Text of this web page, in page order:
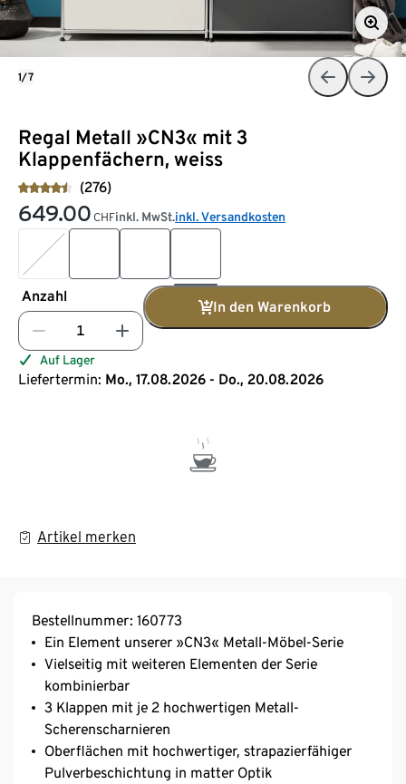
Regal Metall »CN3« mit 3
Klappenfächern, weiss
(276)
649.00 CHFinkl. MwSt.inkl. Versandkosten
Anzahl
In den Warenkorb
Auf Lager
Liefertermin: Mo., 17.08.2026 - Do., 20.08.2026
Artikel merken
1/7
Bestellnummer: 160773
Ein Element unserer »CN3« Metall-Möbel-Serie
Vielseitig mit weiteren Elementen der Serie
kombinierbar
3 Klappen mit je 2 hochwertigen Metall-
Scherenscharnieren
Oberflächen mit hochwertiger, strapazierfähiger
Pulverbeschichtung in matter Optik